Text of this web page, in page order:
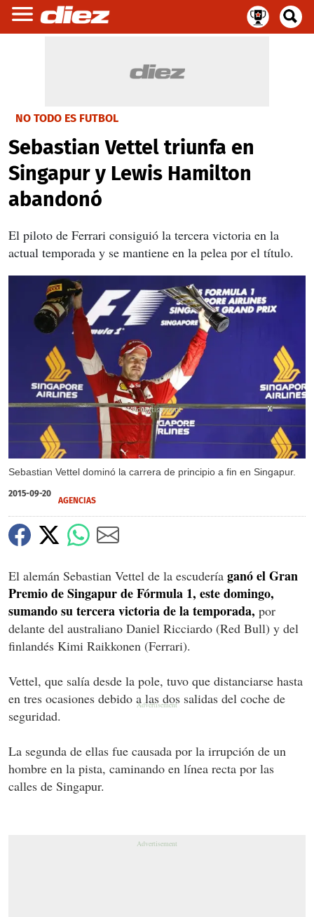
NO TODO ES FUTBOL
Sebastian Vettel triunfa en
Singapur y Lewis Hamilton
abandonó
El piloto de Ferrari consiguió la tercera victoria en la
actual temporada y se mantiene en la pelea por el título.
Sebastian Vettel dominó la carrera de principio a fin en Singapur.
X
X
2015-09-20
AGENCIAS
El alemán Sebastian Vettel de la escudería ganó el Gran
Premio de Singapur de Fórmula 1, este domingo,
sumando su tercera victoria de la temporada, por
delante del australiano Daniel Ricciardo (Red Bull) y del
finlandés Kimi Raikkonen (Ferrari).
Vettel, que salía desde la pole, tuvo que distanciarse hasta
en tres ocasiones debido a las dos salidas del coche de
seguridad.
La segunda de ellas fue causada por la irrupción de un
hombre en la pista, caminando en línea recta por las
calles de Singapur.